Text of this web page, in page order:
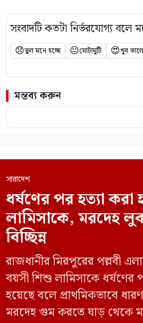
সংবাদটি কতটা নির্ভরযোগ্য বলে
😞ভুল মনে হচ্ছে 😐মোটামুটি 😍খুব
মন্তব্য করুন
সারাদেশ
ধর্ষণের পর হত্যা
লামিসাকে, মরদেহ
বিচ্ছিন্ন
রাজধানীর মিরপুরের পল্লবী
বয়সী শিশু লামিসাকে ধর্ষণের
হয়েছে বলে প্রাথমিকভাবে
মরদেহ গুম করতে ঘাড় থেকে